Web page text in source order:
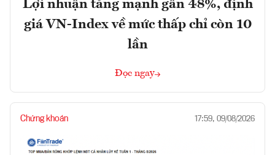
Lợi nhuận tăng mạnh gần 48%, định
giá VN-Index về mức thấp chỉ còn 10
lần
Đọc ngay
Chứng khoán 17:59, 09/08/2026